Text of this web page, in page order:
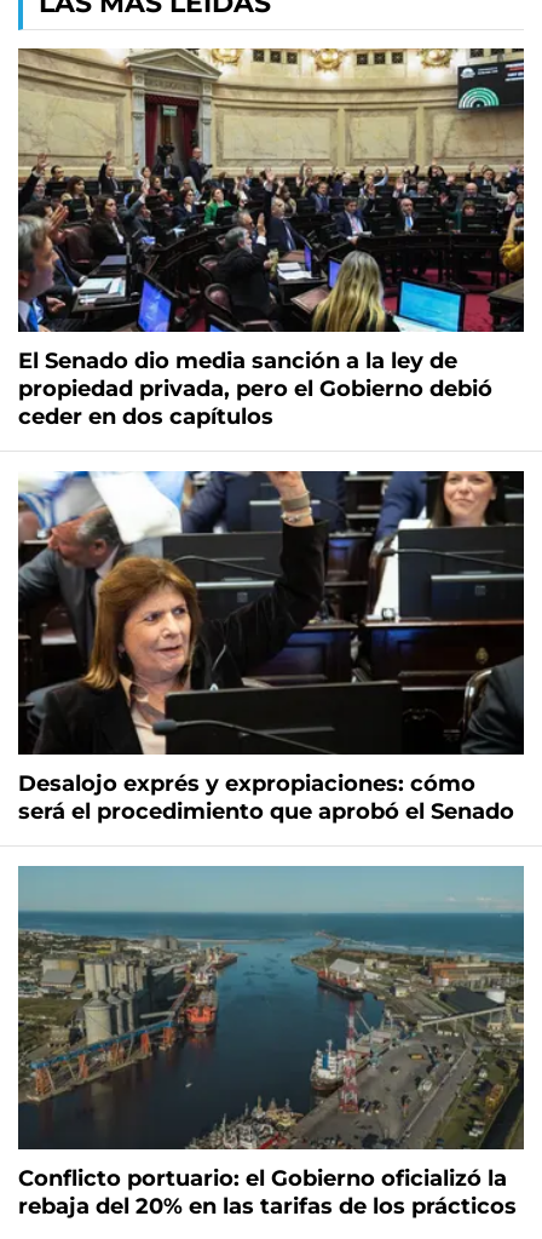
El Senado dio media sanción a la ley de
propiedad privada, pero el Gobierno debió
ceder en dos capítulos
Desalojo exprés y expropiaciones: cómo
será el procedimiento que aprobó el Senado
Conflicto portuario: el Gobierno oficializó la
rebaja del 20% en las tarifas de los prácticos